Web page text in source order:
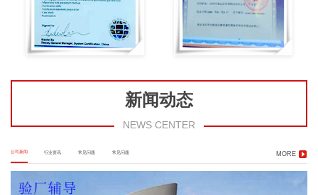
新闻动态
NEWS CENTER
公司新闻 行业资讯 常见问题 常见问题 MORE